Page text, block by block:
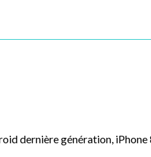
dernière génération, iPhone